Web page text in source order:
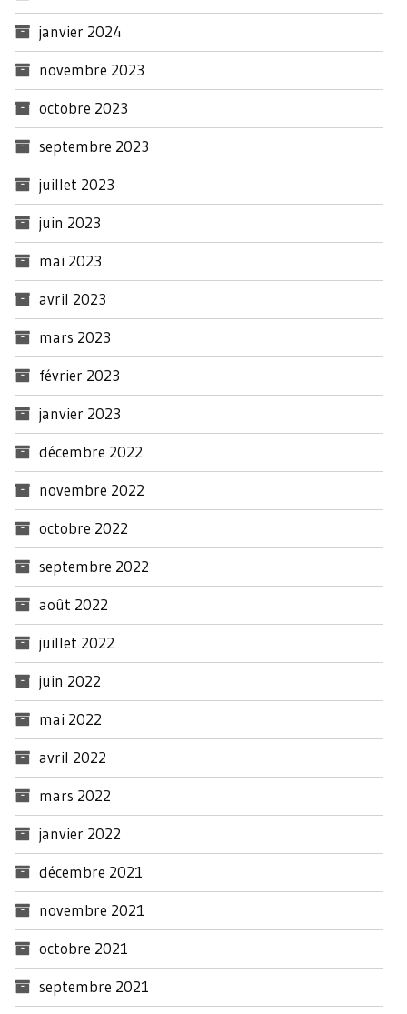
janvier 2024
novembre 2023
octobre 2023
septembre 2023
juillet 2023
juin 2023
mai 2023
avril 2023
mars 2023
février 2023
janvier 2023
décembre 2022
novembre 2022
octobre 2022
septembre 2022
août 2022
juillet 2022
juin 2022
mai 2022
avril 2022
mars 2022
janvier 2022
décembre 2021
novembre 2021
octobre 2021
septembre 2021